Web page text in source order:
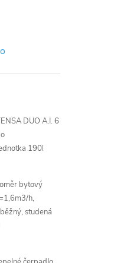
DUO A.I. 6
190l
bytový
h,
studená